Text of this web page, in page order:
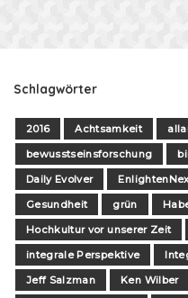
Schlagwörter
2016 Achtsamkeit
bewusstseinsforschung
Daily Evolver
Gesundheit
grün
Hochkultur vor unserer Zeit
integrale Perspektive
Jeff Salzman
Ken Wilber